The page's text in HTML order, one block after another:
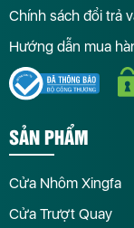
Chính sách đổi trả
Hướng dẫn mua
SẢN PHẨM
Cửa Nhôm Xingfa
Cửa Trượt Quay